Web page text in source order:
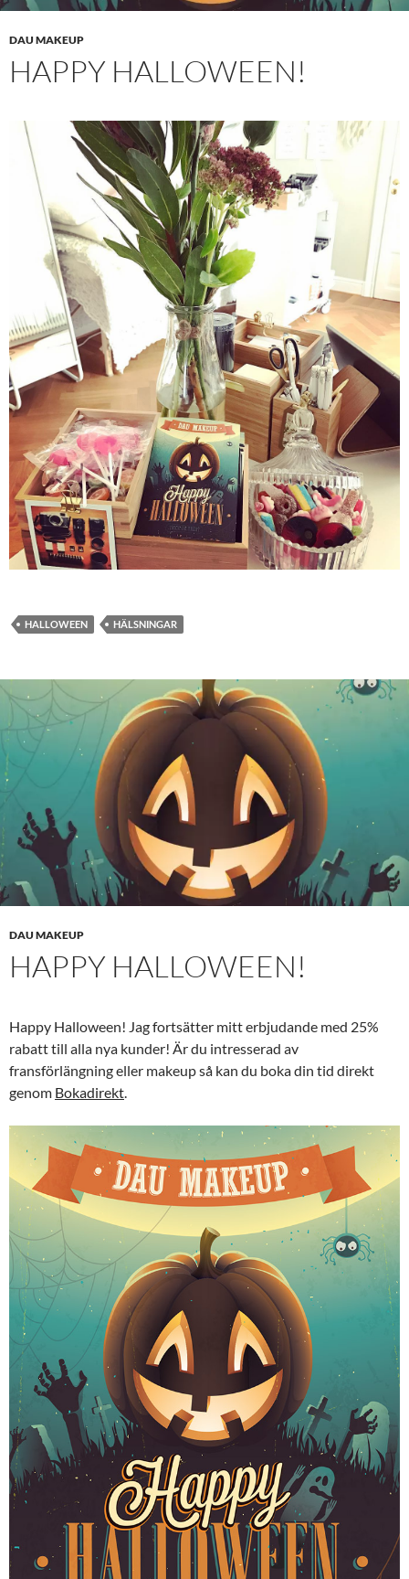
DAU MAKEUP
HAPPY HALLOWEEN!
HALLOWEEN HÄLSNINGAR
DAU MAKEUP
HAPPY HALLOWEEN!
Happy Halloween! Jag fortsätter mitt erbjudande med 25%
rabatt till alla nya kunder! Är du intresserad av
fransförlängning eller makeup så kan du boka din tid direkt
genom Bokadirekt.